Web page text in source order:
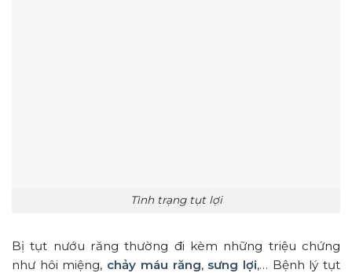
Tình trạng tụt lợi
Bị tụt nướu răng thường đi kèm những triệu chứng
như hôi miệng, chảy máu răng, sưng lợi,… Bệnh lý tụt